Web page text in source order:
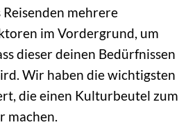
mehrere
im Vordergrund, um
dieser deinen Bedürfnissen
Wir haben die wichtigsten
die einen Kulturbeutel zum
machen.